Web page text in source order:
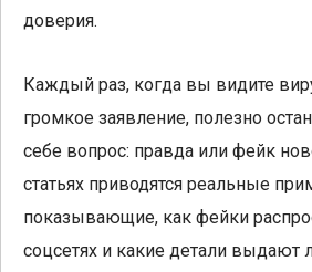
доверия.
Каждый раз, когда вы видите
громкое заявление, полезно
себе вопрос: правда или фейк
статьях приводятся реальные
показывающие, как фейки
соцсетях и какие детали